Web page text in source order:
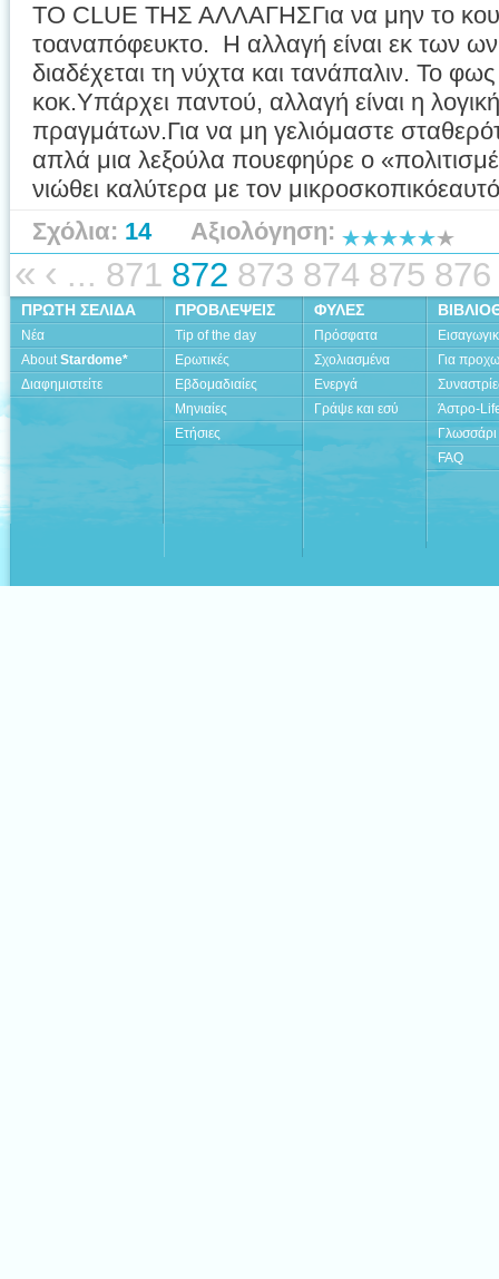
ΤΟ CLUE ΤΗΣ ΑΛΛΑΓΗΣΓια να μην το
τοαναπόφευκτο. Η αλλαγή είναι εκ των
διαδέχεται τη νύχτα και τανάπαλιν. Το φως
κοκ.Υπάρχει παντού, αλλαγή είναι η
πραγμάτων.Για να μη γελιόμαστε
απλά μια λεξούλα πουεφηύρε ο
νιώθει καλύτερα με τον
Σχόλια: 14Αξιολόγηση:
« ‹ ... 871 872 873 874 875 876
ΠΡΩΤΗ ΣΕΛΙΔΑ
Νέα
AboutStardome*
Διαφημιστείτε
ΠΡΟΒΛΕΨΕΙΣ
Tip of the day
Ερωτικές
Εβδομαδιαίες
Μηνιαίες
Ετήσιες
ΦΥΛΕΣ
Πρόσφατα
Σχολιασμένα
Ενεργά
Γράψε και εσύ
Για
Άστρο-
Γλωσσάρι
FAQ